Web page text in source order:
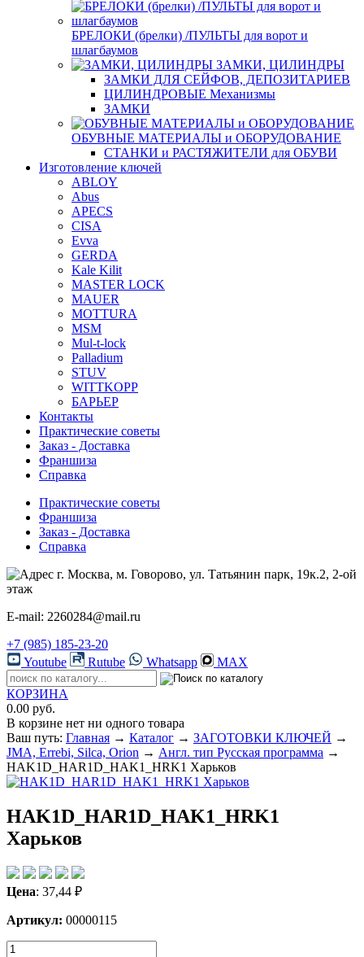
БРЕЛОКИ (брелки) /ПУЛЬТЫ для ворот и
шлагбаумов
ЗАМКИ, ЦИЛИНДРЫ
ЗАМКИ ДЛЯ СЕЙФОВ, ДЕПОЗИТАРИЕВ
ЦИЛИНДРОВЫЕ Механизмы
ЗАМКИ
ОБУВНЫЕ МАТЕРИАЛЫ и ОБОРУДОВАНИЕ
СТАНКИ и РАСТЯЖИТЕЛИ для ОБУВИ
Изготовление ключей
ABLOY
Abus
APECS
CISA
Evva
GERDA
Kale Kilit
MASTER LOCK
MAUER
MOTTURA
MSM
Mul-t-lock
Palladium
STUV
WITTKOPP
БАРЬЕР
Контакты
Практические советы
Заказ - Доставка
Франшиза
Справка
Практические советы
Франшиза
Заказ - Доставка
Справка
г. Москва, м. Говорово, ул. Татьянин парк, 19к.2, 2-ой
этаж
E-mail: 2260284@mail.ru
+7 (985) 185-23-20
Youtube
Rutube Whatsapp MAX
КОРЗИНА
0.00 руб.
В корзине нет ни одного товара
Ваш путь: Главная → Каталог → ЗАГОТОВКИ КЛЮЧЕЙ →
JMA, Errebi, Silca, Orion → Англ. тип Русская программа →
HAK1D_HAR1D_HAK1_HRK1 Харьков
HAK1D_HAR1D_HAK1_HRK1
Харьков
Цена: 37,44 ₽
Артикул: 00000115